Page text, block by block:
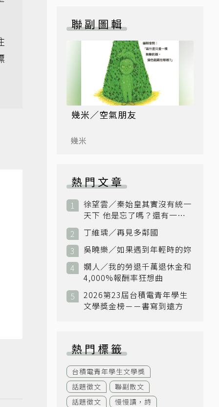
聯副圖輯
幾米／空氣朋友
幾米
熱門文章
徐望雲／秦始皇其實沒有統一
天下 他是忘了嗎？還有一個
小國：衛國
丁維瑀／再見多鄰國
吳曉樂／如果遇到年輕時的妳
嫺人／我的勞退千萬退休金和
4,000%報酬率狂想曲
2026第23屆台積電青年學生
文學獎金榜－－書寫到遠方
熱門標籤
台積電青年學生文學獎
話題徵文
聯副散文
話題徵文
慢慢讀，詩